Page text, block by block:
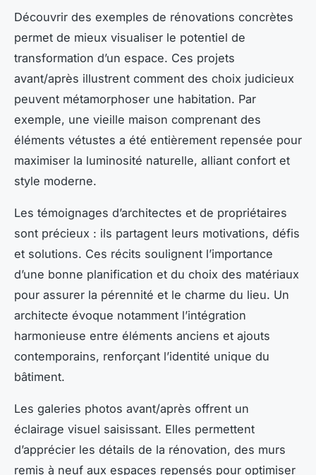
Découvrir des exemples de rénovations concrètes
permet de mieux visualiser le potentiel de
transformation d’un espace. Ces projets
avant/après illustrent comment des choix judicieux
peuvent métamorphoser une habitation. Par
exemple, une vieille maison comprenant des
éléments vétustes a été entièrement repensée pour
maximiser la luminosité naturelle, alliant confort et
style moderne.
Les témoignages d’architectes et de propriétaires
sont précieux : ils partagent leurs motivations, défis
et solutions. Ces récits soulignent l’importance
d’une bonne planification et du choix des matériaux
pour assurer la pérennité et le charme du lieu. Un
architecte évoque notamment l’intégration
harmonieuse entre éléments anciens et ajouts
contemporains, renforçant l’identité unique du
bâtiment.
Les galeries photos avant/après offrent un
éclairage visuel saisissant. Elles permettent
d’apprécier les détails de la rénovation, des murs
remis à neuf aux espaces repensés pour optimiser